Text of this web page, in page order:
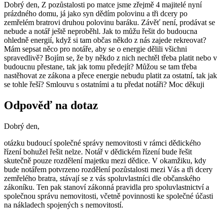
Dobrý den, Z pozůstalosti po matce jsme zřejmě 4 majitelé nyní
prázdného domu, já jako syn dědím polovinu a tři dcery po
zemřelém bratrovi druhou polovinu baráku. Závěť není, prodávat se
nebude a notář ještě neproběhl. Jak to můžu řešit do budoucna
ohledně energií, když si tam občas někdo z nás zajede rekreovat?
Mám sepsat něco pro notáře, aby se o energie dělili všichni
spravedlivě? Bojím se, že by někdo z nich nechtěl třeba platit nebo v
budoucnu přestane, tak jak tomu předejít? Můžou se tam třeba
nastěhovat ze zákona a přece energie nebudu platit za ostatní, tak jak
se tohle řeší? Smlouvu s ostatními a tu předat notáři? Moc děkuji
Odpověď na dotaz
Dobrý den,
otázku budoucí společné správy nemovitosti v rámci dědického
řízení bohužel řešit nelze. Notář v dědickém řízení bude řešit
skutečně pouze rozdělení majetku mezi dědice. V okamžiku, kdy
bude notářem potvrzeno rozdělení pozůstalosti mezi Vás a tři dcery
zemřelého bratra, stávají se z vás spoluvlastníci dle občanského
zákoníku. Ten pak stanoví zákonná pravidla pro spoluvlastnictví a
společnou správu nemovitosti, včetně povinnosti ke společné účasti
na nákladech spojených s nemovitostí.